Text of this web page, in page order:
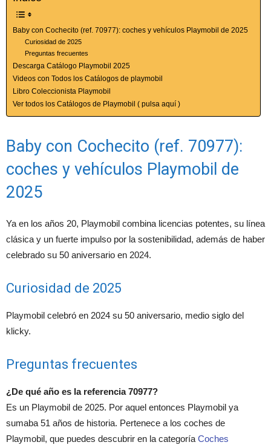
Baby con Cochecito (ref. 70977): coches y vehículos Playmobil de 2025
Curiosidad de 2025
Preguntas frecuentes
Descarga Catálogo Playmobil 2025
Videos con Todos los Catálogos de playmobil
Libro Coleccionista Playmobil
Ver todos los Catálogos de Playmobil ( pulsa aquí )
Baby con Cochecito (ref. 70977):
coches y vehículos Playmobil de
2025
Ya en los años 20, Playmobil combina licencias potentes, su línea
clásica y un fuerte impulso por la sostenibilidad, además de haber
celebrado su 50 aniversario en 2024.
Curiosidad de 2025
Playmobil celebró en 2024 su 50 aniversario, medio siglo del
klicky.
Preguntas frecuentes
¿De qué año es la referencia 70977?
Es un Playmobil de 2025. Por aquel entonces Playmobil ya
sumaba 51 años de historia. Pertenece a los coches de
Playmobil, que puedes descubrir en la categoría Coches